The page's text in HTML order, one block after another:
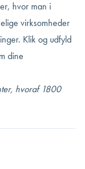
hvor man i
virksomheder
Klik og udfyld
dine
hvoraf 1800